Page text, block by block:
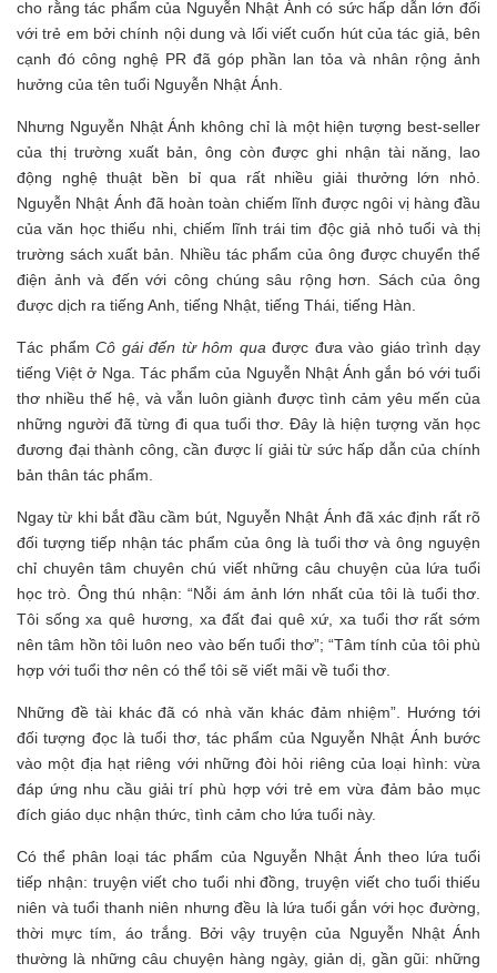
cho rằng tác phẩm của Nguyễn Nhật Ánh có sức hấp dẫn lớn đối
với trẻ em bởi chính nội dung và lối viết cuốn hút của tác giả, bên
cạnh đó công nghệ PR đã góp phần lan tỏa và nhân rộng ảnh
hưởng của tên tuổi Nguyễn Nhật Ánh.
Nhưng Nguyễn Nhật Ánh không chỉ là một hiện tượng best-seller
của thị trường xuất bản, ông còn được ghi nhận tài năng, lao
động nghệ thuật bền bỉ qua rất nhiều giải thưởng lớn nhỏ.
Nguyễn Nhật Ánh đã hoàn toàn chiếm lĩnh được ngôi vị hàng đầu
của văn học thiếu nhi, chiếm lĩnh trái tim độc giả nhỏ tuổi và thị
trường sách xuất bản. Nhiều tác phẩm của ông được chuyển thể
điện ảnh và đến với công chúng sâu rộng hơn. Sách của ông
được dịch ra tiếng Anh, tiếng Nhật, tiếng Thái, tiếng Hàn.
Tác phẩmCô gái đến từ hôm qua được đưa vào giáo trình dạy
tiếng Việt ở Nga. Tác phẩm của Nguyễn Nhật Ánh gắn bó với tuổi
thơ nhiều thế hệ, và vẫn luôn giành được tình cảm yêu mến của
những người đã từng đi qua tuổi thơ. Đây là hiện tượng văn học
đương đại thành công, cần được lí giải từ sức hấp dẫn của chính
bản thân tác phẩm.
Ngay từ khi bắt đầu cầm bút, Nguyễn Nhật Ánh đã xác định rất rõ
đối tượng tiếp nhận tác phẩm của ông là tuổi thơ và ông nguyện
chỉ chuyên tâm chuyên chú viết những câu chuyện của lứa tuổi
học trò. Ông thú nhận: “Nỗi ám ảnh lớn nhất của tôi là tuổi thơ.
Tôi sống xa quê hương, xa đất đai quê xứ, xa tuổi thơ rất sớm
nên tâm hồn tôi luôn neo vào bến tuổi thơ”; “Tâm tính của tôi phù
hợp với tuổi thơ nên có thể tôi sẽ viết mãi về tuổi thơ.
Những đề tài khác đã có nhà văn khác đảm nhiệm”. Hướng tới
đối tượng đọc là tuổi thơ, tác phẩm của Nguyễn Nhật Ánh bước
vào một địa hạt riêng với những đòi hỏi riêng của loại hình: vừa
đáp ứng nhu cầu giải trí phù hợp với trẻ em vừa đảm bảo mục
đích giáo dục nhận thức, tình cảm cho lứa tuổi này.
Có thể phân loại tác phẩm của Nguyễn Nhật Ánh theo lứa tuổi
tiếp nhận: truyện viết cho tuổi nhi đồng, truyện viết cho tuổi thiếu
niên và tuổi thanh niên nhưng đều là lứa tuổi gắn với học đường,
thời mực tím, áo trắng. Bởi vậy truyện của Nguyễn Nhật Ánh
thường là những câu chuyện hàng ngày, giản dị, gần gũi: những